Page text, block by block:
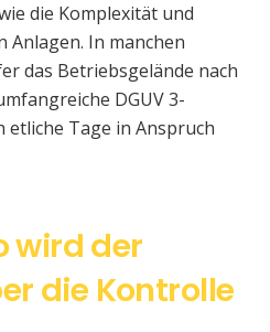
die Komplexität und
Anlagen. In manchen
das Betriebsgelände nach
DGUV 3-
Tage in Anspruch
wird der
die Kontrolle